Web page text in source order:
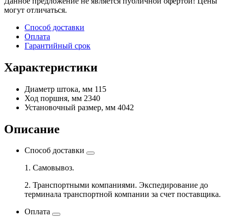
могут отличаться.
Способ доставки
Оплата
Гарантийный срок
Характеристики
Диаметр штока, мм 115
Ход поршня, мм 2340
Установочный размер, мм 4042
Описание
Способ доставки
1. Самовывоз.
2. Транспортными компаниями. Экспедирование до
терминала транспортной компании за счет поставщика.
Оплата